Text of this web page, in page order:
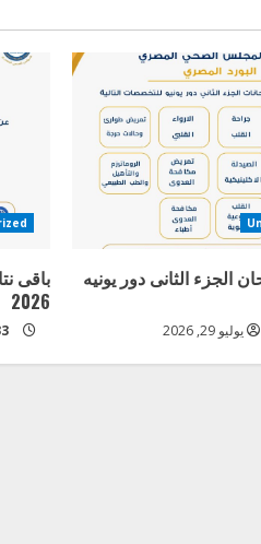
الجزء الثانى دور يونيه
يوليو 29, 2026
باقى
2026